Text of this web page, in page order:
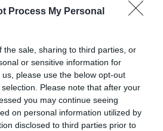
Process My Personal
the sale, sharing to third parties, or
or sensitive information for
please use the below opt-out
Please note that after your
you may continue seeing
on personal information utilized by
disclosed to third parties prior to
«The Morning Show»
το άγχος της εκτείνεται
χαλί, επηρεάζοντας
όλη τη διάρκεια της